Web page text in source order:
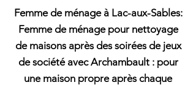
Femme de ménage à Lac-aux-Sables:
Femme de ménage pour nettoyage
de maisons après des soirées de jeux
de société avec Archambault : pour
une maison propre après chaque